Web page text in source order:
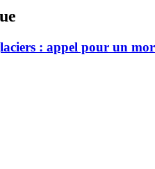
: appel pour un